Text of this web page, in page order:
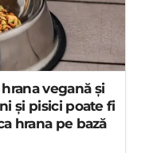
vegană și
și pisici poate fi
hrana pe bază